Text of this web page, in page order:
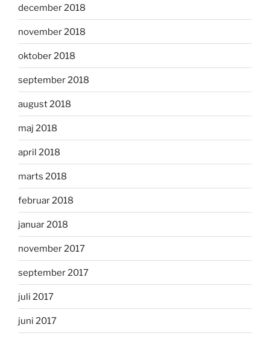
december 2018
november 2018
oktober 2018
september 2018
august 2018
maj 2018
april 2018
marts 2018
februar 2018
januar 2018
november 2017
september 2017
juli 2017
juni 2017